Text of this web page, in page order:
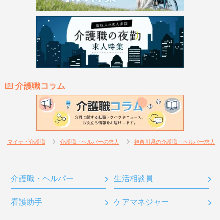
介護職コラム
マイナビ介護職 介護職・ヘルパーの求人 神奈川県の介護職・ヘルパー求人
介護職・ヘルパー 生活相談員
看護助手 ケアマネジャー